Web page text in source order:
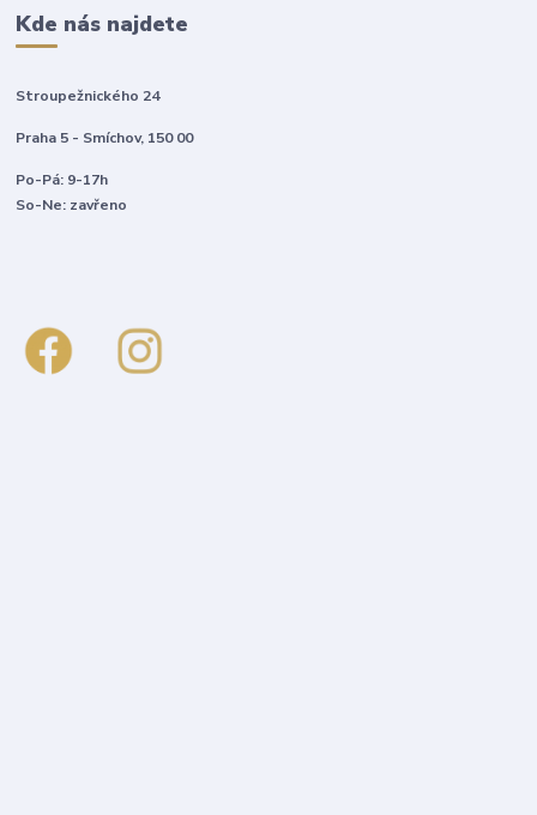
Kde nás najdete
Stroupežnického 24
Praha 5 - Smíchov, 150 00
Po-Pá: 9-17h
So-Ne: zavřeno